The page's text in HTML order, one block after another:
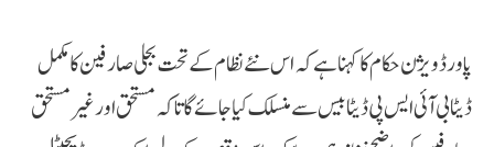
پاور ڈویژن حکام کا کہنا ہے کہ اس نئے نظام کے تحت بجلی صارفین کا مکمل
ڈیٹا بی آئی ایس پی ڈیٹا بیس سے منسلک کیا جائے گا تاکہ مستحق اور غیر مستحق